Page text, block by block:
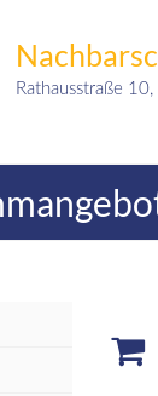
Rathausstraße